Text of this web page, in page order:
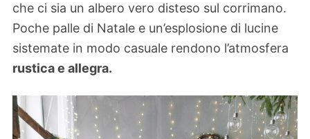
che ci sia un albero vero disteso sul corrimano.
Poche palle di Natale e un’esplosione di lucine
sistemate in modo casuale rendono l’atmosfera
rustica e allegra.